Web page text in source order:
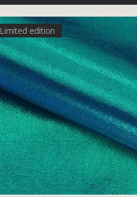
Limited edition